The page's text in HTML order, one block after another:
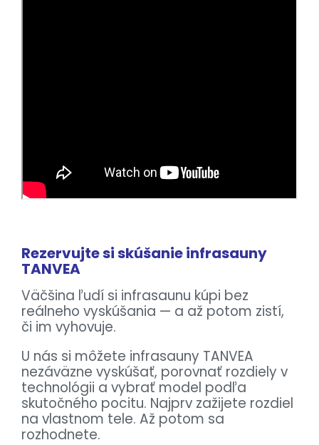
Rezervujte si skúšanie infrasauny
TANVEA
Väčšina ľudí si infrasaunu kúpi bez
reálneho vyskúšania — a až potom zistí,
či im vyhovuje.
U nás si môžete infrasauny TANVEA
nezáväzne vyskúšať, porovnať rozdiely v
technológii a vybrať model podľa
skutočného pocitu. Najprv zažijete rozdiel
na vlastnom tele. Až potom sa
rozhodnete.